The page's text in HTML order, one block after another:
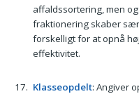
affaldssortering, men
fraktionering skaber
forskelligt for at opnå
effektivitet.
Klasseopdelt: Angiver